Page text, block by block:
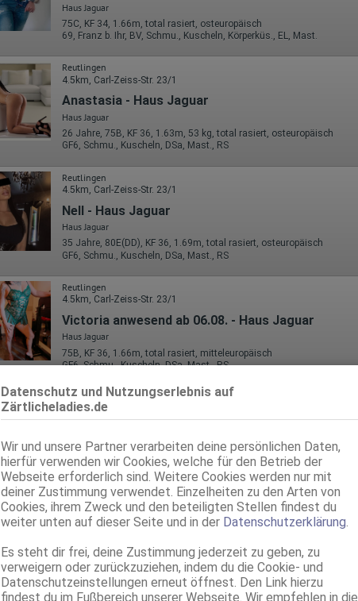
Datenschutz und Nutzungserlebnis auf
Zärtlicheladies.de
Wir und unsere Partner verarbeiten deine persönlichen Daten,
hierfür verwenden wir Cookies, welche für den Betrieb der
Webseite erforderlich sind. Weitere Cookies werden nur mit
deiner Zustimmung verwendet. Einzelheiten zu den Arten von
Cookies, ihrem Zweck und den beteiligten Stellen findest du
weiter unten auf dieser Seite und in der Datenschutzerklärung
Es steht dir frei, deine Zustimmung jederzeit zu geben, zu
verweigern oder zurückzuziehen, indem du die Cookie- und
Datenschutzeinstellungen erneut öffnest. Den Link hierzu
findest du im Fußbereich unserer Webseite. Wir empfehlen in die
Haus Jaguar
75C, KF 34, 1.66m, total rasiert, osteuropäisch
69, Franz b. Ihr, BV, Schmu., Kuscheln, Körperküs., EL, Mast.
Reutlingen
4.5km, Carl-Zeiss-Str. 23/1
Anastasia - Haus Jaguar
Haus Jaguar
26 Jahre, 75B, KF 36, 1.63m, 53 kg, total rasiert, osteuropäisch
GF6, Schmu., Kuscheln, DSa, Mast., RS
Reutlingen
4.5km, Carl-Zeiss-Str. 23/1
Nell - Haus Jaguar
Haus Jaguar
35 Jahre, 80E(DD), KF 36, 1.69m, total rasiert, osteuropäisch
GF6, Schmu., Kuscheln, DSa, Mast., RS
Reutlingen
4.5km, Carl-Zeiss-Str. 23/1
Victoria anwesend ab 06.08. - Haus Jaguar
Haus Jaguar
75B, KF 36, 1.66m, total rasiert, mitteleuropäisch
GF6, Schmu., Kuscheln, DSa, Mast., RS
4.5km, Carl-Zeiss-Str. 23/1
Daniela - Haus Jaguar
Haus Jaguar